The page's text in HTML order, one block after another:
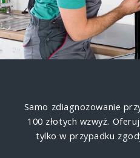
Samo zdiagnozowanie
100 złotych wzwyż.
tylko w przypadku